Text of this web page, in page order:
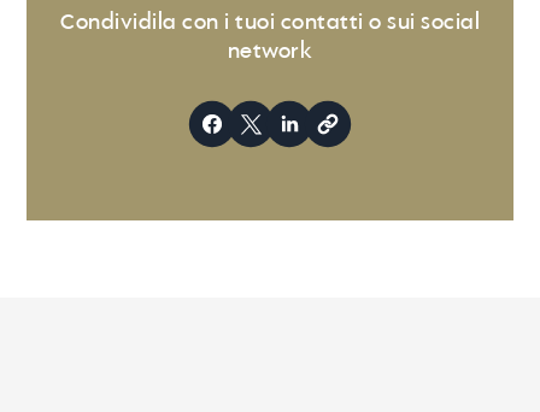
Condividila con i tuoi contatti o sui social
network